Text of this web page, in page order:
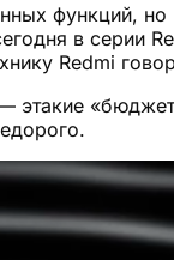
функций, но
в серии
Redmi
этакие